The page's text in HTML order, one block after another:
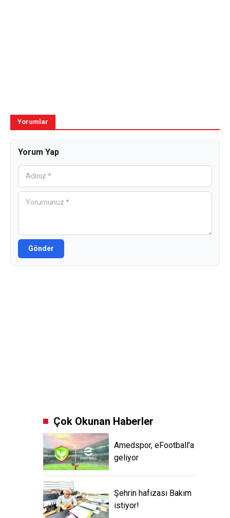
Yorumlar
Yorum Yap
Gönder
Çok Okunan Haberler
Amedspor, eFootball'a
geliyor
Şehrin hafızası Bakım
istiyor!